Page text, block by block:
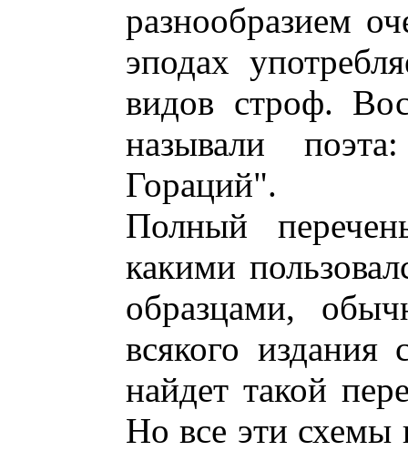
разнообразием
эподах
видов строф.
называли
Гораций".
Полный
какими
образцами,
всякого издания
найдет такой
Но все эти схемы